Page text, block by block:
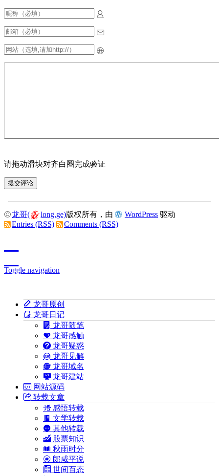
请拖动滑块对齐白圈完成验证
龙哥( long.ge)版权所有，由 WordPress 驱动
Entries (RSS)
Comments (RSS)
Toggle navigation
龙哥原创
龙哥日记
龙哥随笔
龙哥感触
龙哥疑惑
龙哥见解
龙哥域名
龙哥建站
网站源码
转载文章
感悟转载
文学转载
其他转载
股票知识
秋雨时分
郎咸平说
世间百态